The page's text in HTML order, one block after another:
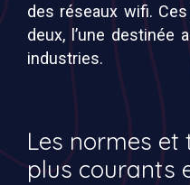
des réseaux wifi.
deux, l’une destinée
industries.
Les normes et
plus courants